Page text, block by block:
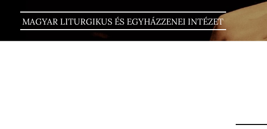
MAGYAR LITURGIKUS ÉS EGYHÁZZENEI INTÉZET